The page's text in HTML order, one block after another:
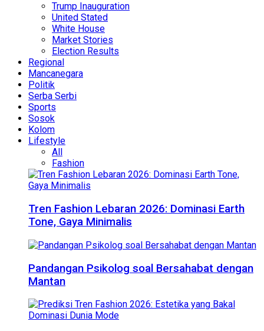
Trump Inauguration
United Stated
White House
Market Stories
Election Results
Regional
Mancanegara
Politik
Serba Serbi
Sports
Sosok
Kolom
Lifestyle
All
Fashion
Tren Fashion Lebaran 2026: Dominasi Earth
Tone, Gaya Minimalis
Pandangan Psikolog soal Bersahabat dengan
Mantan